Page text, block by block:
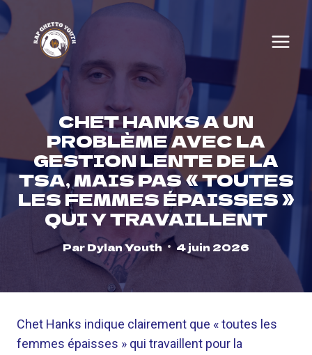
Skip
to
content
CHET HANKS A UN
PROBLÈME AVEC LA
GESTION LENTE DE LA
TSA, MAIS PAS « TOUTES
LES FEMMES ÉPAISSES »
QUI Y TRAVAILLENT
ParDylan Youth 4 juin 2026
Chet Hanks indique clairement que « toutes les
femmes épaisses » qui travaillent pour la